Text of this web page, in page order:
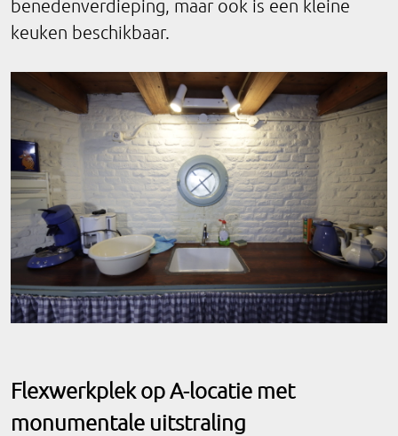
benedenverdieping, maar ook is een kleine
keuken beschikbaar.
Flexwerkplek op A-locatie met
monumentale uitstraling